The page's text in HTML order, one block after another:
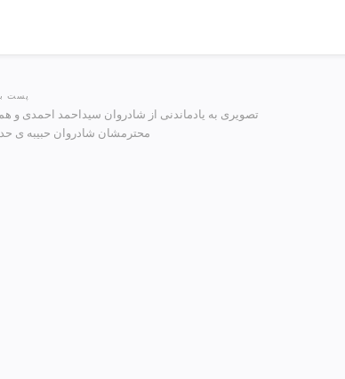
پست
تصویری به یادماندنی از شادروان سیداحمد احمدی و
محترمشان شادروان حبیبه ی